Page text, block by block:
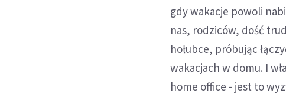
gdy wakacje powoli
nas, rodziców, dość
hołubce, próbując
wakacjach w domu. I
home office - jest to